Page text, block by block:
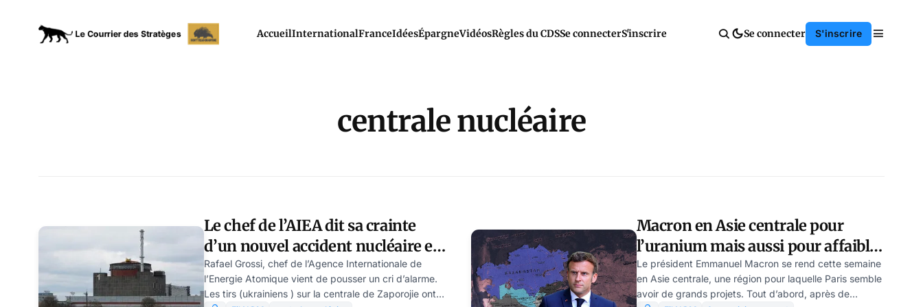
AccueilInternationalFranceIdéesÉpargneVidéosRègles du CDSSe connecterS'inscrire Se connecter S'inscrire
centrale nucléaire
Le chef de l’AIEA dit sa crainte
d’un nouvel accident nucléaire en
Ukraine
Rafael Grossi, chef de l’Agence Internationale de
l’Energie Atomique vient de pousser un cri d’alarme.
Les tirs (ukrainiens ) sur la centrale de Zaporojie ont
Macron en Asie centrale pour
l’uranium mais aussi pour affaiblir
Poutine, par Valéria Verbinina
Le président Emmanuel Macron se rend cette semaine
en Asie centrale, une région pour laquelle Paris semble
avoir de grands projets. Tout d’abord, après de